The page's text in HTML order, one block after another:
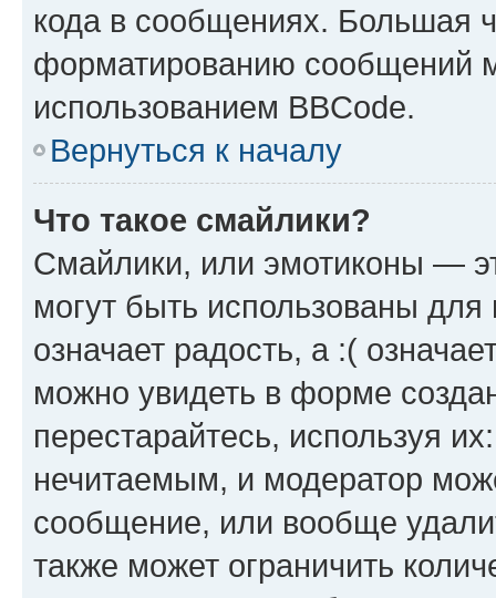
кода в сообщениях. Большая
форматированию сообщений
использованием BBCode.
Вернуться к началу
Что такое смайлики?
Смайлики, или эмотиконы —
могут быть использованы
означает радость, а :(
можно увидеть в форме
перестарайтесь, используя
нечитаемым, и модератор
сообщение, или вообще
также может ограничить